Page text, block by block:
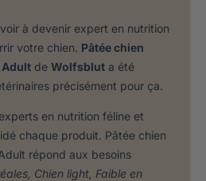
à devenir expert en nutrition
votre chien. Pâtée chien
Adult de Wolfsblut a été
précisément pour ça.
en nutrition féline et
chaque produit. Pâtée chien
répond aux besoins
Chien light, Faible en